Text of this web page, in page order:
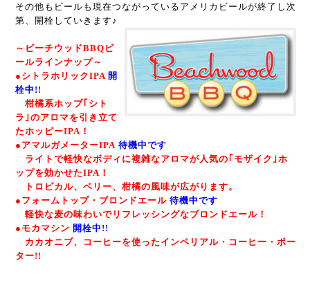
その他もビールも現在つながっているアメリカビールが終了し次
第、開栓していきます♪
～ビーチウッドBBQビ
ールラインナップ～
●シトラホリックIPA開
栓中!!
柑橘系ホップ｢シト
ラ｣のアロマを引き立て
たホッピーIPA！
●アマルガメーターIPA 待機中です
ライトで軽快なボディに複雑なアロマが人気の｢モザイク｣ホ
ップを効かせたIPA！
トロピカル、ベリー、柑橘の風味が広がります。
●フォームトップ・ブロンドエール 待機中です
軽快な麦の味わいでリフレッシングなブロンドエール！
●モカマシン 開栓中!!
カカオニブ、コーヒーを使ったインペリアル・コーヒー・ポー
ター!!